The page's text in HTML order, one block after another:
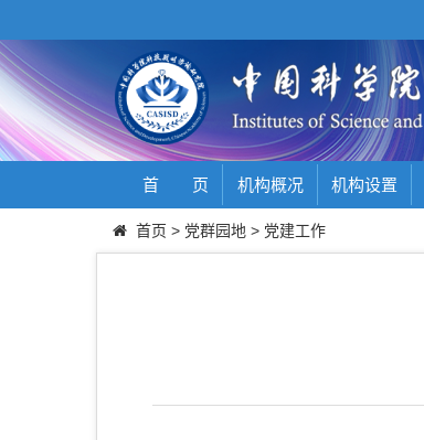
首 页 机构概况 机构设置
首页 > 党群园地 > 党建工作